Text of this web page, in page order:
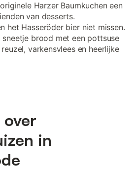
Harzer Baumkuchen een
van desserts.
het Hasseröder bier niet missen.
sneetje brood met een pottsuse
varkensvlees en heerlijke
in